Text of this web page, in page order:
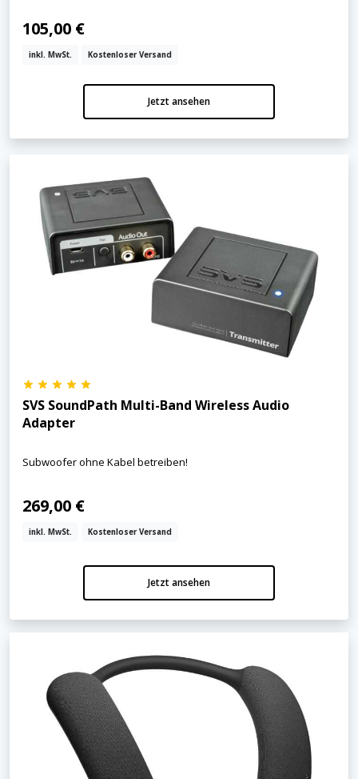
105,00 €
inkl. MwSt. Kostenloser Versand
Jetzt ansehen
SVS SoundPath Multi-Band Wireless Audio
Adapter
Subwoofer ohne Kabel betreiben!
269,00 €
inkl. MwSt. Kostenloser Versand
Jetzt ansehen